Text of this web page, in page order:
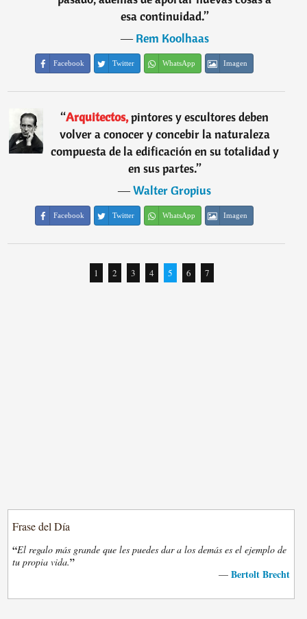
esa continuidad.”
―Rem Koolhaas
Facebook Twitter WhatsApp Imagen
“Arquitectos,pintores y escultores deben
volver a conocer y concebir la naturaleza
compuesta de la edificación en su totalidad y
en sus partes.”
―Walter Gropius
Facebook Twitter WhatsApp Imagen
1 2 3 4 5 6 7
Frase del Día
“El regalo más grande que les puedes dar a los demás es el ejemplo de
tu propia vida.”
— Bertolt Brecht